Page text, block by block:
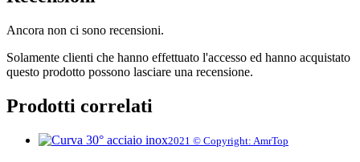
Ancora non ci sono recensioni.
Solamente clienti che hanno effettuato l'accesso ed hanno acquistato
questo prodotto possono lasciare una recensione.
Prodotti correlati
2021 © Copyright: AmrTop